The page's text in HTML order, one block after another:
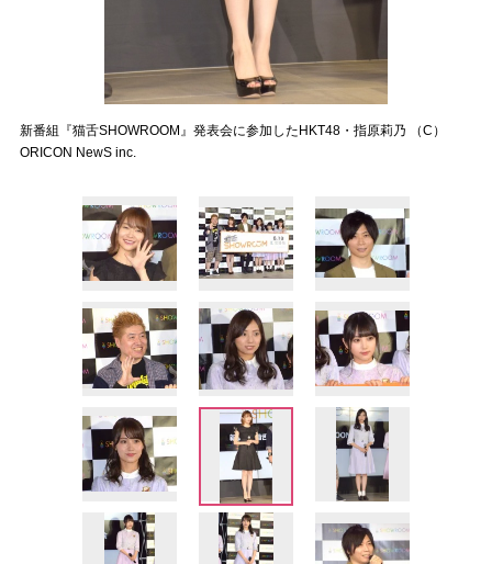
新番組『猫舌SHOWROOM』発表会に参加したHKT48・指原莉乃 （C）
ORICON NewS inc.